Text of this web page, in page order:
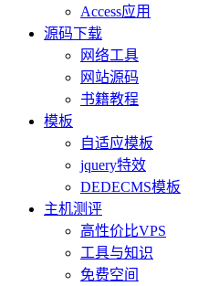
Access应用
源码下载
网络工具
网站源码
书籍教程
模板
自适应模板
jquery特效
DEDECMS模板
主机测评
高性价比VPS
工具与知识
免费空间